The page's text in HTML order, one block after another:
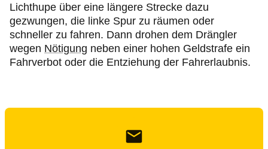
Lichthupe über eine längere Strecke dazu
gezwungen, die linke Spur zu räumen oder
schneller zu fahren. Dann drohen dem Drängler
wegen Nötigung neben einer hohen Geldstrafe ein
Fahrverbot oder die Entziehung der Fahrerlaubnis.